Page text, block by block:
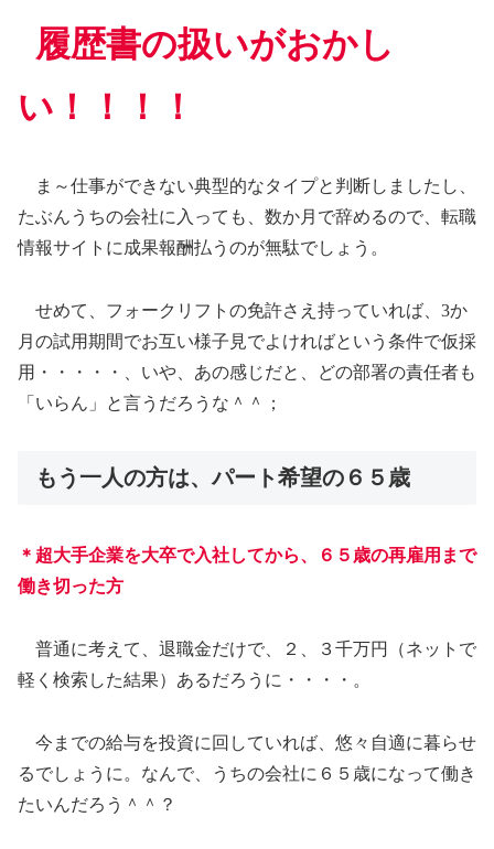
履歴書の扱いがおかし
い！！！！
ま～仕事ができない典型的なタイプと判断しましたし、
たぶんうちの会社に入っても、数か月で辞めるので、転職
情報サイトに成果報酬払うのが無駄でしょう。
せめて、フォークリフトの免許さえ持っていれば、3か
月の試用期間でお互い様子見でよければという条件で仮採
用・・・・・、いや、あの感じだと、どの部署の責任者も
「いらん」と言うだろうな＾＾；
もう一人の方は、パート希望の６５歳
＊超大手企業を大卒で入社してから、６５歳の再雇用まで
働き切った方
普通に考えて、退職金だけで、２、３千万円（ネットで
軽く検索した結果）あるだろうに・・・・。
今までの給与を投資に回していれば、悠々自適に暮らせ
るでしょうに。なんで、うちの会社に６５歳になって働き
たいんだろう＾＾？